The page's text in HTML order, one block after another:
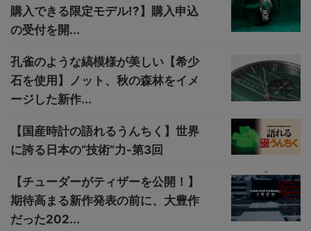
購入できる限定モデル!?】購入申込
の受付を開...
孔雀のような縞模様が美しい【希少
石を使用】ノット、秋の森林をイメ
ージした新作...
【国産時計の語れるうんちく】世界
に誇る日本の“技術”力-第3回
【チューダーがティザーを公開！】
期待高まる新作発表の前に、大豊作
だった202...